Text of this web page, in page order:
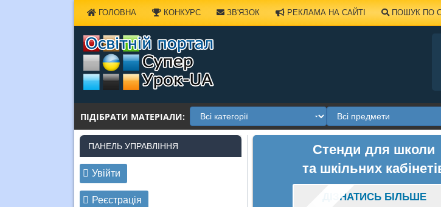
ГОЛОВНА КОНКУРС ЗВ'ЯЗОК РЕКЛАМА НА САЙТІ ПОШУК ПО
ПІДІБРАТИ МАТЕРІАЛИ:
Стенди для школи
та шкільних
ДІЗНАТИСЬ БІЛЬШЕ
ПАНЕЛЬ УПРАВЛІННЯ
Увійти
Реєстрація